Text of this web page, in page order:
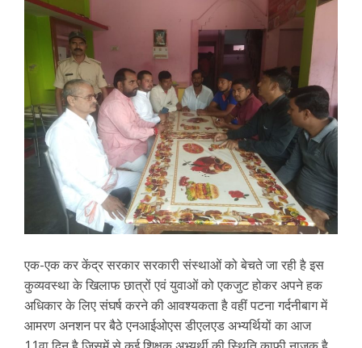
एक-एक कर केंद्र सरकार सरकारी संस्थाओं को बेचते जा रही है इस
कुव्यवस्था के खिलाफ छात्रों एवं युवाओं को एकजुट होकर अपने हक
अधिकार के लिए संघर्ष करने की आवश्यकता है वहीं पटना गर्दनीबाग में
आमरण अनशन पर बैठे एनआईओएस डीएलएड अभ्यर्थियों का आज